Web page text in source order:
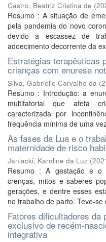
Castro, Beatriz Cristina de (
Resumo : A situação de
pela pandemia do novo
devido a escassez de
adoecimento decorrente da
Estratégias terapêuticas
crianças com enurese
Silva, Gabrielle Carvalho da (
Resumo : Introdução: a
multifatorial que afeta
caracterizada por
frequência mínima de uma
As fases da Lua e o
maternidade de risco
Janiacki, Karoline da Luz (
Resumo : A gestação e o
crenças, mitos e saberes
gerações, e dentre esses
no trabalho de parto. Teve-se
Fatores dificultadores da
exclusivo de recém-
integrativa